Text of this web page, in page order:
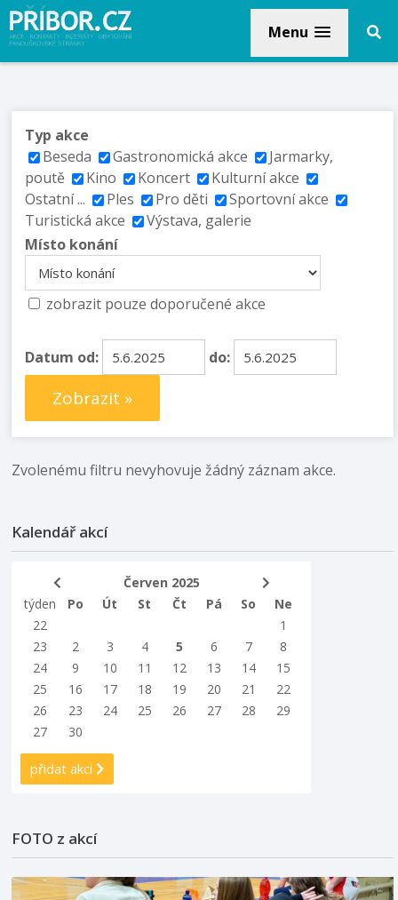
Menu
Typ akce
Beseda
Gastronomická akce
Jarmarky,
poutě
Kino Koncert
Kulturní akce
Ostatní ...
Ples Pro děti
Sportovní akce
Turistická akce
Výstava, galerie
Místo konání
zobrazit pouze doporučené akce
Datum od: do:
Zobrazit »
Zvolenému filtru nevyhovuje žádný záznam akce.
Kalendář akcí
Červen 2025
týden
Po Út St Čt Pá So
Ne
22
1
23
2 3 4 5 6 7
8
24
9 10 11 12 13 14
15
25
16 17 18 19 20 21
22
26
23 24 25 26 27 28
29
27
30
přidat akci
FOTO z akcí